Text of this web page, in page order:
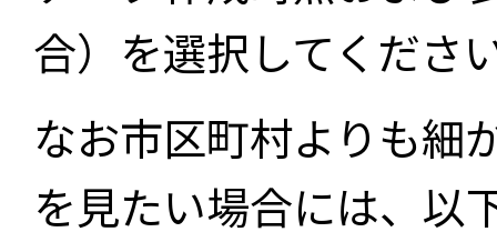
合）を選択してくださ
なお市区町村よりも細
を見たい場合には、以